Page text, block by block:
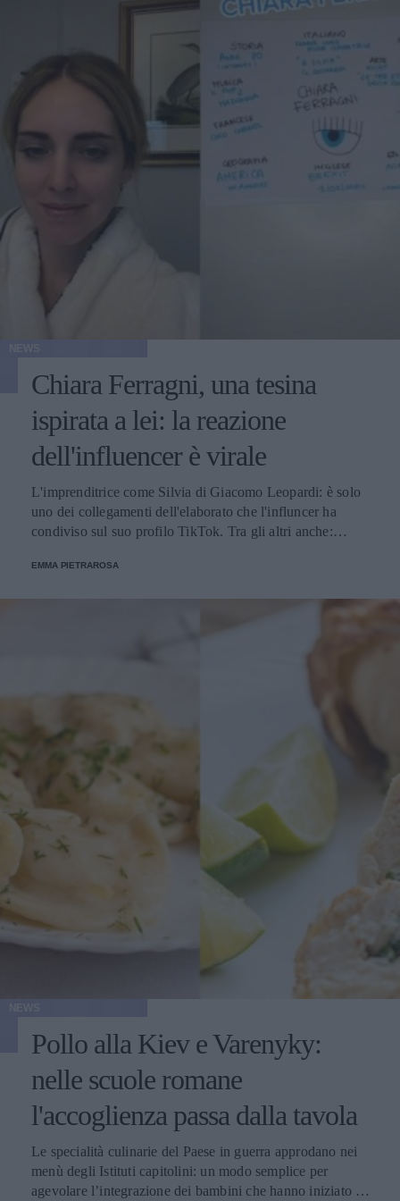
Chiara Ferragni, una tesina
ispirata a lei: la reazione
dell'influencer è virale
L'imprenditrice come Silvia di Giacomo Leopardi: è solo
uno dei collegamenti dell'elaborato che l'influncer ha
condiviso sul suo profilo TikTok. Tra gli altri anche:
le tre età della donna; Scienze, La riproduzione, poiché è
EMMA PIETRAROSA
Pollo alla Kiev e Varenyky:
nelle scuole romane
l'accoglienza passa dalla tavola
Le specialità culinarie del Paese in guerra approdano nei
menù degli Istituti capitolini: un modo semplice per
agevolare l’integrazione dei bambini che hanno iniziato a